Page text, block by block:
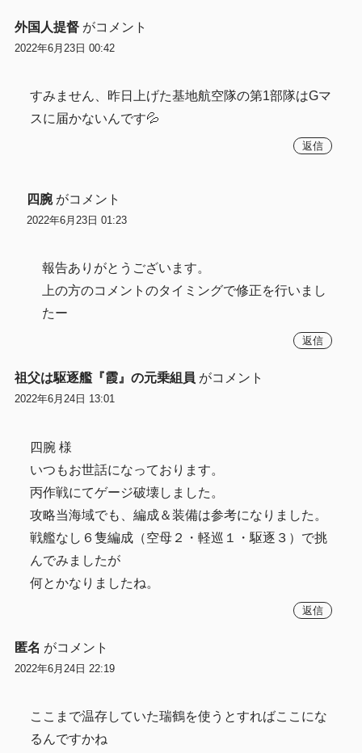
外国人提督 がコメント
2022年6月23日 00:42
すみません、昨日上げた基地航空隊の第1部隊はGマ
スに届かないんです💦
返信
四腕 がコメント
2022年6月23日 01:23
報告ありがとうございます。
上の方のコメントのタイミングで修正を行いまし
たー
返信
祖父は駆逐艦『霞』の元乗組員 がコメント
2022年6月24日 13:01
四腕 様
いつもお世話になっております。
丙作戦にてゲージ破壊しました。
攻略当海域でも、編成＆装備は参考になりました。
戦艦なし６隻編成（空母２・軽巡１・駆逐３）で挑
んでみましたが
何とかなりましたね。
返信
匿名 がコメント
2022年6月24日 22:19
ここまで温存していた瑞鶴を使うとすればここにな
るんですかね